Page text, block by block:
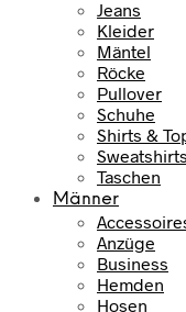
Jeans
Kleider
Mäntel
Röcke
Pullover
Schuhe
Shirts &
Sweatshirts
Taschen
Männer
Anzüge
Business
Hemden
Hosen